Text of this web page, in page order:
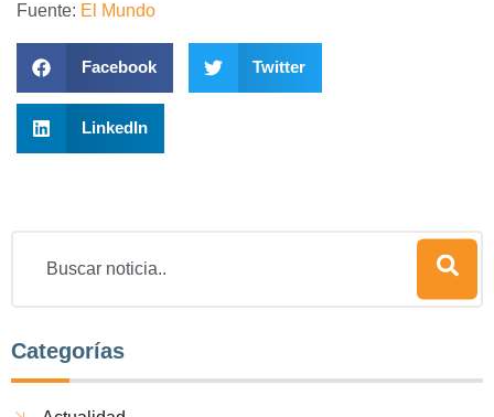
Fuente: El Mundo
Facebook Twitter
LinkedIn
Categorías